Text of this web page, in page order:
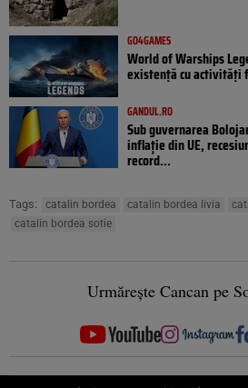
GO4GAMES
World of Warships
existență cu activități
GANDUL.RO
Sub guvernarea
inflație din UE,
record...
Tags: catalin bordea catalin bordea livia
catalin bordea sotie
Urmărește Cancan pe